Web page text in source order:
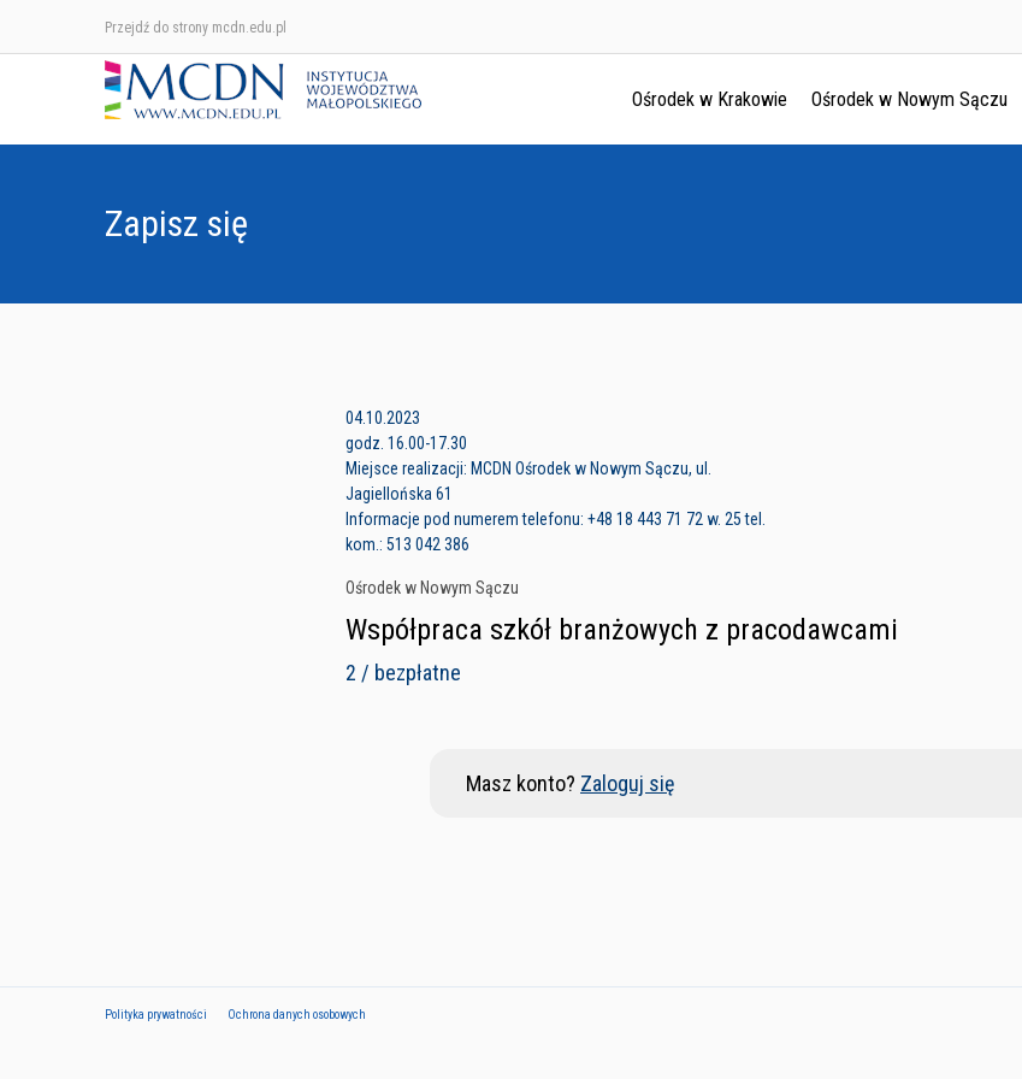
Przejdź do strony mcdn.edu.pl
Ośrodek w Krakowie Ośrodek w Nowym Sączu
Zapisz się
04.10.2023
godz. 16.00-17.30
Miejsce realizacji: MCDN Ośrodek w Nowym Sączu, ul.
Jagiellońska 61
Informacje pod numerem telefonu: +48 18 443 71 72 w. 25 tel.
kom.: 513 042 386
Ośrodek w Nowym Sączu
Współpraca szkół branżowych z pracodawcami
2 / bezpłatne
Masz konto? Zaloguj się
Polityka prywatności Ochrona danych osobowych
Ośrodek w Krakowie